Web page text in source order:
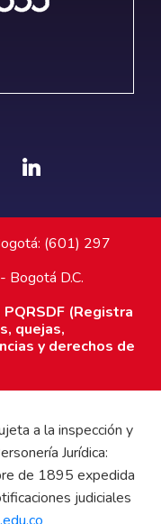
(601) 297
Bogotá D.C.
PQRSDF (Registra
quejas,
y derechos de
a la inspección y
Jurídica:
de 1895 expedida
judiciales